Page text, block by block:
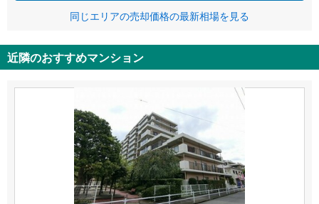
同じエリアの売却価格の最新相場を見る
近隣のおすすめマンション